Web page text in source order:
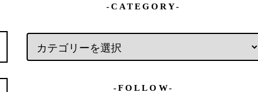
-CATEGORY-
-FOLLOW-